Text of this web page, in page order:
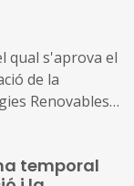
qual s'aprova el
de la
Renovables
temporal